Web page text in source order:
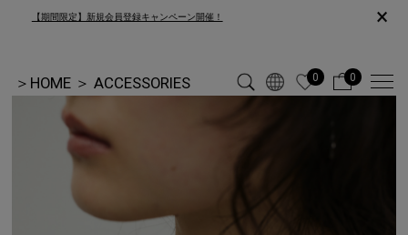
【期間限定】新規会員登録キャンペーン開催！ ×
＞ HOME ＞ ACCESSORIES 0 0